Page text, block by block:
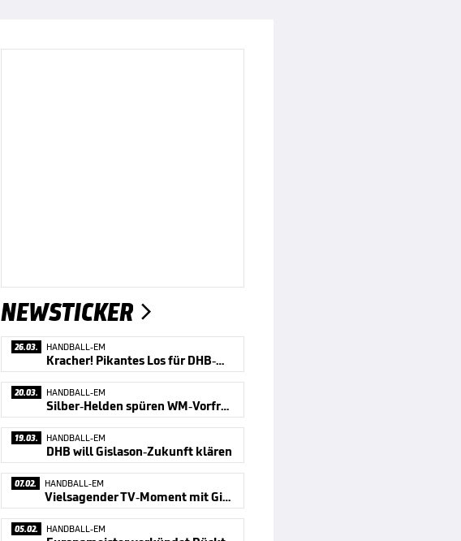
NEWSTICKER 
26.03. HANDBALL-EM
Kracher! Pikantes Los für DHB-Männer
20.03. HANDBALL-EM
Silber-Helden spüren WM-Vorfreude
19.03. HANDBALL-EM
DHB will Gislason-Zukunft klären
07.02. HANDBALL-EM
Vielsagender TV-Moment mit Gislason
05.02. HANDBALL-EM